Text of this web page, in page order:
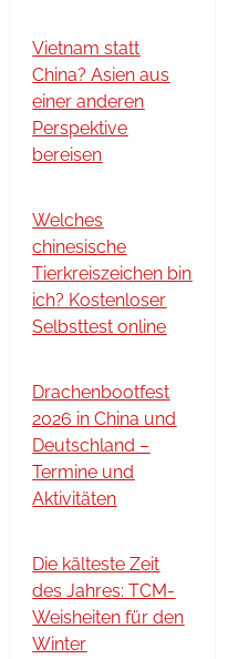
Vietnam statt
China? Asien aus
einer anderen
Perspektive
bereisen
Welches
chinesische
Tierkreiszeichen bin
ich? Kostenloser
Selbsttest online
Drachenbootfest
2026 in China und
Deutschland –
Termine und
Aktivitäten
Die kälteste Zeit
des Jahres: TCM-
Weisheiten für den
Winter